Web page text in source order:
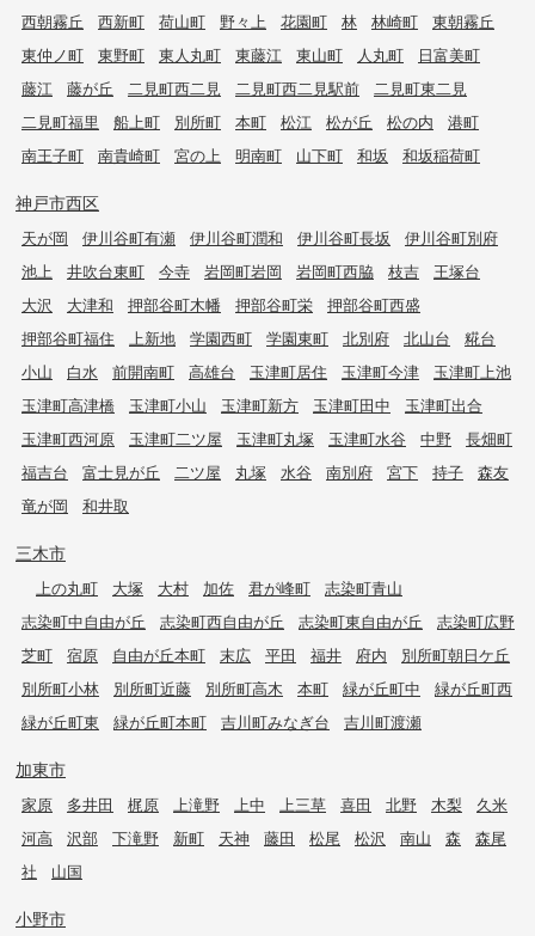
西朝霧丘
西新町 荷山町 野々上 花園町 林 林崎町
東朝霧丘
東仲ノ町
東野町 東人丸町 東藤江 東山町 人丸町
日富美町
藤江
藤が丘 二見町西二見 二見町西二見駅前
二見町東二見
二見町福里
船上町 別所町 本町 松江 松が丘 松の内
港町
南王子町
南貴崎町 宮の上 明南町 山下町 和坂 和坂稲荷町
神戸市西区
天が岡 伊川谷町有瀬 伊川谷町潤和 伊川谷町長坂
伊川谷町別府
池上
井吹台東町 今寺 岩岡町岩岡 岩岡町西脇 枝吉
王塚台
大沢
大津和 押部谷町木幡 押部谷町栄
押部谷町西盛
押部谷町福住
上新地 学園西町 学園東町 北別府 北山台
糀台
小山
白水 前開南町 高雄台 玉津町居住 玉津町今津
玉津町上池
玉津町高津橋
玉津町小山 玉津町新方 玉津町田中
玉津町出合
玉津町西河原
玉津町二ツ屋 玉津町丸塚 玉津町水谷 中野
長畑町
福吉台
富士見が丘 二ツ屋 丸塚 水谷 南別府 宮下 持子
森友
竜が岡
和井取
三木市
上の丸町 大塚 大村 加佐 君が峰町
志染町青山
志染町中自由が丘
志染町西自由が丘 志染町東自由が丘
志染町広野
芝町
宿原 自由が丘本町 末広 平田 福井 府内
別所町朝日ケ丘
別所町小林
別所町近藤 別所町高木 本町 緑が丘町中
緑が丘町西
緑が丘町東
緑が丘町本町 吉川町みなぎ台 吉川町渡瀬
加東市
家原 多井田 梶原 上滝野 上中 上三草 喜田 北野 木梨
久米
河高
沢部 下滝野 新町 天神 藤田 松尾 松沢 南山 森
森尾
社
山国
小野市